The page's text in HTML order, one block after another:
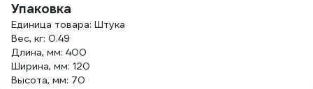
Упаковка
Единица товара: Штука
Вес, кг: 0.49
Длина, мм: 400
Ширина, мм: 120
Высота, мм: 70